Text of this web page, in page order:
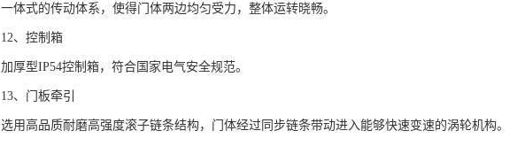
一体式的传动体系，使得门体两边均匀受力，整体运转晓畅。
12、控制箱
加厚型IP54控制箱，符合国家电气安全规范。
13、门板牵引
选用高品质耐磨高强度滚子链条结构，门体经过同步链条带动进入能够快速变速的涡轮机构。